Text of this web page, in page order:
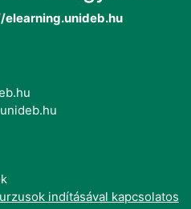
indításával kapcsolatos